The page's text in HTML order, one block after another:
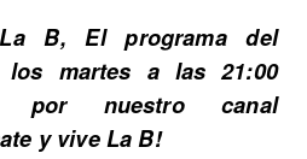
B, El programa del
los martes a las 21:00
nuestro canal
y vive La B!